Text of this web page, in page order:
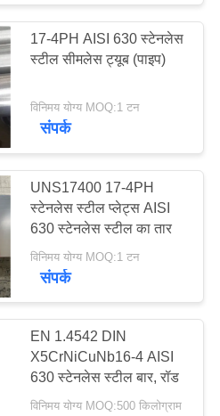
17-4PH AISI 630 स्टेनलेस
स्टील सीमलेस ट्यूब (पाइप)
विनिमय योग्य MOQ:1 टन
संपर्क
UNS17400 17-4PH
स्टेनलेस स्टील प्लेट्स AISI
630 स्टेनलेस स्टील का तार
विनिमय योग्य MOQ:1 टन
संपर्क
EN 1.4542 DIN
X5CrNiCuNb16-4 AISI
630 स्टेनलेस स्टील बार, रॉड
विनिमय योग्य MOQ:500 किलोग्राम